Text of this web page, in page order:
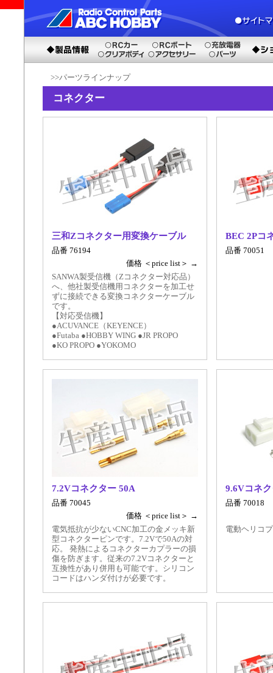
>>パーツラインナップ
コネクター
三和Zコネクター用変換ケーブル
品番 76194
価格 ＜price list＞ →
SANWA製受信機（Zコネクター対応品）
へ、他社製受信機用コネクターを加工せ
ずに接続できる変換コネクターケーブル
です。
【対応受信機】
●ACUVANCE（KEYENCE）
●Futaba ●HOBBY WING ●JR PROPO
●KO PROPO ●YOKOMO
BEC 2Pコ
品番 70051
7.2Vコネクター 50A
品番 70045
価格 ＜price list＞ →
電気抵抗が少ないCNC加工の金メッキ新
型コネクターピンです。7.2Vで50Aの対
応。 発熱によるコネクターカプラーの損
傷を防ぎます。従来の7.2Vコネクターと
互換性があり併用も可能です。シリコン
コードはハンダ付けが必要です。
9.6Vコネ
品番 70018
電動ヘリコ